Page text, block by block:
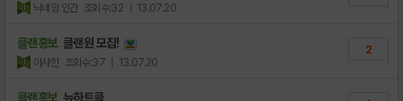
닉네임 인간 조회수:32 | 13.07.20
클랜홍보 클랜원 모집!
아샤힌 조회수:37 | 13.07.20
2
클랜홍보 뉴하트클